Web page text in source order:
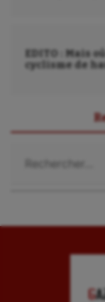
EDITO : Mais
cyclisme de